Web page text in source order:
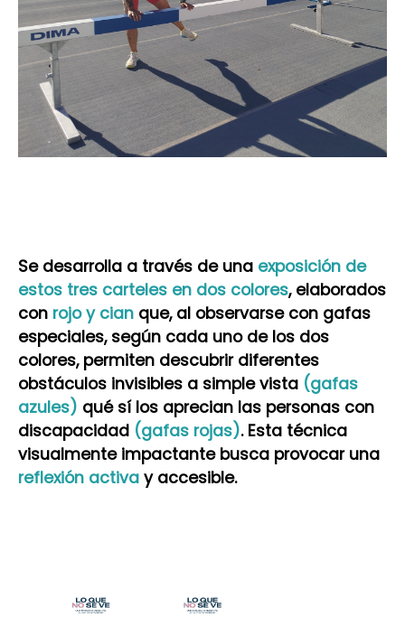
Se desarrolla a través de una exposición de
estos tres carteles en dos colores, elaborados
con rojo y cian que, al observarse con gafas
especiales, según cada uno de los dos
colores, permiten descubrir diferentes
obstáculos invisibles a simple vista (gafas
azules) qué sí los aprecian las personas con
discapacidad (gafas rojas). Esta técnica
visualmente impactante busca provocar una
reflexión activa y accesible.